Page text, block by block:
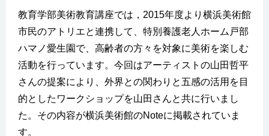
教育学部美術教育講座では，2015年度より横浜美術館
市民のアトリエと連携して、特別養護老人ホーム戸部
ハマノ愛生園で、高齢者の方々を対象に美術を楽しむ
活動を行っています。今回はアーティストの山田哲平
さんの提案により、外界との関わりと五感の活用を目
的としたワークショップを山田さんと共に行いまし
た。その内容が横浜美術館のNoteに掲載されていま
す。